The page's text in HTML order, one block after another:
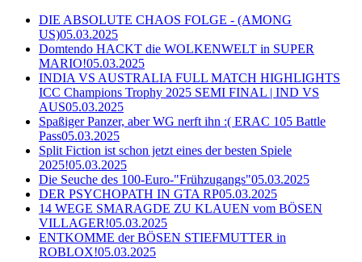
DIE ABSOLUTE CHAOS FOLGE - (AMONG
US)05.03.2025
Domtendo HACKT die WOLKENWELT in SUPER
MARIO!05.03.2025
INDIA VS AUSTRALIA FULL MATCH HIGHLIGHTS
ICC Champions Trophy 2025 SEMI FINAL | IND VS
AUS05.03.2025
Spaßiger Panzer, aber WG nerft ihn :( ERAC 105 Battle
Pass05.03.2025
Split Fiction ist schon jetzt eines der besten Spiele
2025!05.03.2025
Die Seuche des 100-Euro-"Frühzugangs"05.03.2025
DER PSYCHOPATH IN GTA RP05.03.2025
14 WEGE SMARAGDE ZU KLAUEN vom BÖSEN
VILLAGER!05.03.2025
ENTKOMME der BÖSEN STIEFMUTTER in
ROBLOX!05.03.2025